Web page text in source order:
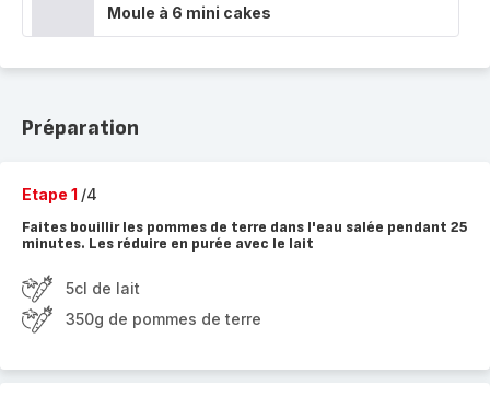
Moule à 6 mini cakes
Préparation
Etape 1 /4
Faites bouillir les pommes de terre dans l'eau salée pendant 25
minutes. Les réduire en purée avec le lait
5cl de lait
350g de pommes de terre